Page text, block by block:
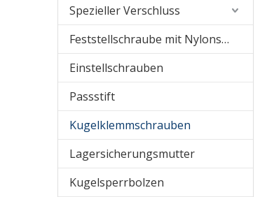
Spezieller Verschluss
Feststellschraube mit Nylonspitze
Einstellschrauben
Passstift
Kugelklemmschrauben
Lagersicherungsmutter
Kugelsperrbolzen